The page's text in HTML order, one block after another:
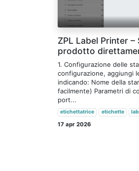
ZPL Label Printer
prodotto
1. Configurazione delle
configurazione, aggiungi
indicando: Nome della
facilmente) Parametri di
port...
etichettatrice etichette
17 apr 2026